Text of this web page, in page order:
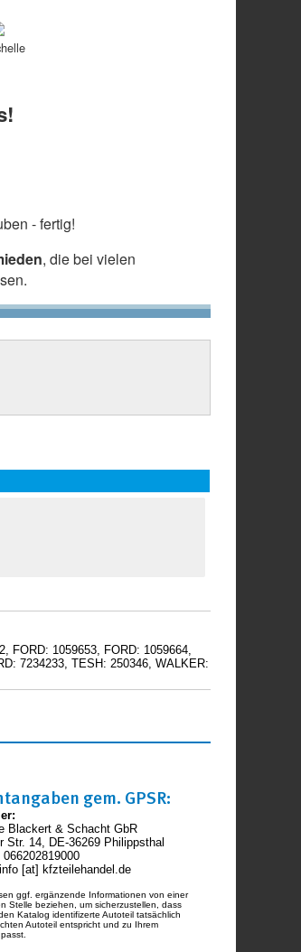
- fertig!
, die bei vielen
FORD: 1059653, FORD: 1059664,
7234233, TESH: 250346, WALKER:
gem. GPSR:
Blackert & Schacht GbR
Str. 14, DE-36269 Philippsthal
066202819000
[at] kfzteilehandel.de
ggf. ergänzende Informationen von einer
Stelle beziehen, um sicherzustellen, dass
Katalog identifizerte Autoteil tatsächlich
Autoteil entspricht und zu Ihrem